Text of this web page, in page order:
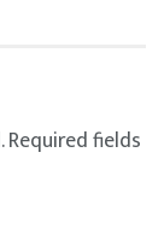
Required fields